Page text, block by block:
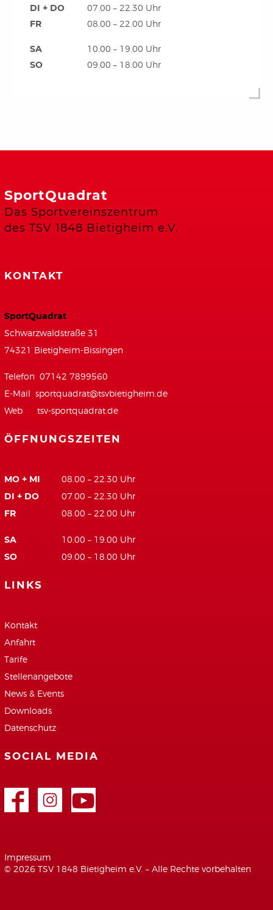
DI + DO 07.00 – 22.30 Uhr
FR 08.00 – 22.00 Uhr
SA 10.00 – 19.00 Uhr
SO 09.00 – 18.00 Uhr
SportQuadrat
Das Sportvereinszentrum
des TSV 1848 Bietigheim e.V.
KONTAKT
SportQuadrat
Schwarzwaldstraße 31
74321 Bietigheim-Bissingen
Telefon 07142 7899560
E-Mail sportquadrat@tsvbietigheim.de
Web tsv-sportquadrat.de
ÖFFNUNGSZEITEN
MO + MI 08.00 – 22.30 Uhr
DI + DO 07.00 – 22.30 Uhr
FR 08.00 – 22.00 Uhr
SA 10.00 – 19.00 Uhr
SO 09.00 – 18.00 Uhr
LINKS
Kontakt
Anfahrt
Tarife
Stellenangebote
News & Events
Downloads
Datenschutz
SOCIAL MEDIA
Google+ Youtube
Impressum
© 2026 TSV 1848 Bietigheim e.V. – Alle Rechte vorbehalten